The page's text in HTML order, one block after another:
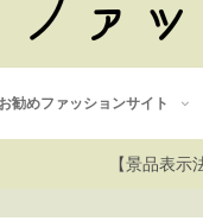
お勧めファッションサイト
【景品表